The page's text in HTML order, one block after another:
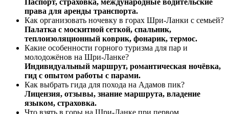
права для аренды транспорта.
Как организовать ночевку в горах Шри-Ланки с семьей?
Палатка с москитной сеткой, спальник,
теплоизоляционный коврик, фонарик, термос.
Какие особенности горного туризма для пар и
молодожёнов на Шри-Ланке?
Индивидуальный маршрут, романтическая ночёвка,
гид с опытом работы с парами.
Как выбрать гида для похода на Адамов пик?
Лицензия, отзывы, знание маршрута, владение
языком, страховка.
Что взять в горы на Шри-Ланке при первом